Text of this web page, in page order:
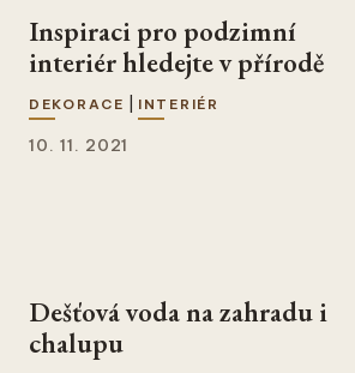
Inspiraci pro podzimní
interiér hledejte v přírodě
DEKORACE INTERIÉR
10. 11. 2021
Dešťová voda na zahradu i
chalupu